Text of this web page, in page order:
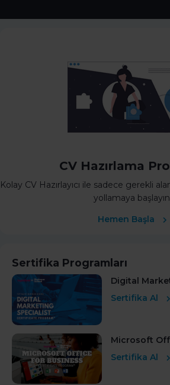
CV Hazırlama
Kolay CV Hazırlayıcı ile sadece gerekli
yollamaya
Hemen Başla
Sertifika Programları
Digital
Sertifika Al
Microsoft
Sertifika Al